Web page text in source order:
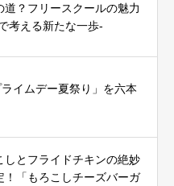
道？フリースクールの魅力
考える新たな一歩-
イムデー夏祭り」を六本
しとフライドチキンの絶妙
！「もろこしチーズバーガ